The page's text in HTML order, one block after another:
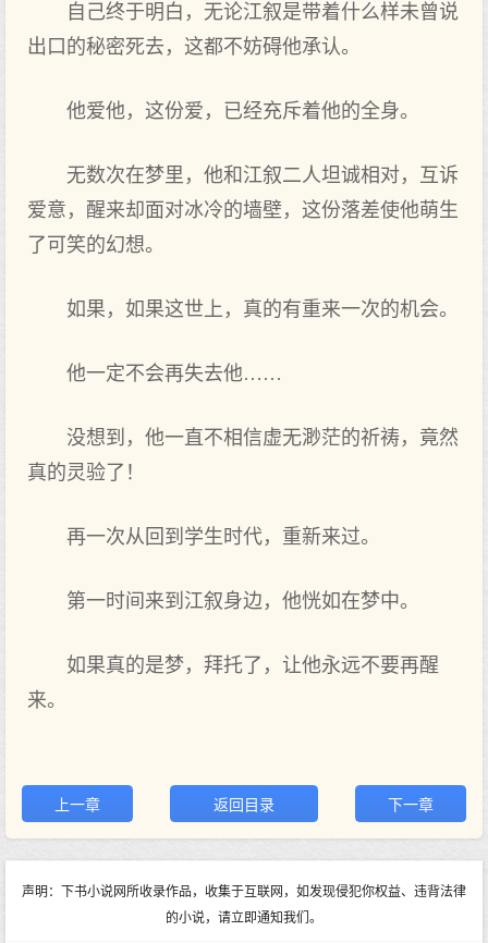
自己终于明白，无论江叙是带着什么样未曾说
出口的秘密死去，这都不妨碍他承认。
他爱他，这份爱，已经充斥着他的全身。
无数次在梦里，他和江叙二人坦诚相对，互诉
爱意，醒来却面对冰冷的墙壁，这份落差使他萌生
了可笑的幻想。
如果，如果这世上，真的有重来一次的机会。
他一定不会再失去他……
没想到，他一直不相信虚无渺茫的祈祷，竟然
真的灵验了！
再一次从回到学生时代，重新来过。
第一时间来到江叙身边，他恍如在梦中。
如果真的是梦，拜托了，让他永远不要再醒
来。
上一章 返回目录 下一章
声明：下书小说网所收录作品，收集于互联网，如发现侵犯你权益、违背法律
的小说，请立即通知我们。